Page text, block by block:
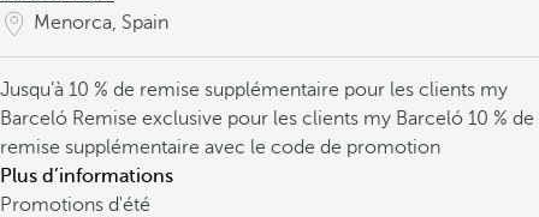
Menorca, Spain
Jusqu’à 10 % de remise supplémentaire pour les clients my
Barceló Remise exclusive pour les clients my Barceló 10 % de
remise supplémentaire avec le code de promotion
Plus d’informations
Promotions d'été